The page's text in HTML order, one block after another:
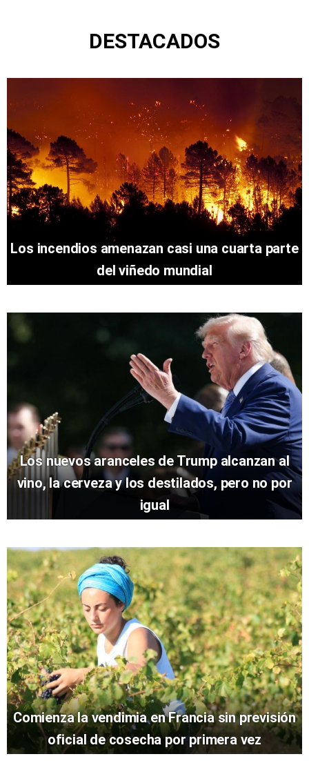
DESTACADOS
Los incendios amenazan casi una cuarta parte
del viñedo mundial
Los nuevos aranceles de Trump alcanzan al
vino, la cerveza y los destilados, pero no por
igual
Comienza la vendimia en Francia sin previsión
oficial de cosecha por primera vez